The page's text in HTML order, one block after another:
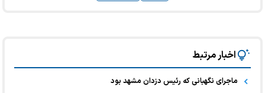
اخبار مرتبط
ماجرای نگهبانی که رئیس دزدان مشهد بود